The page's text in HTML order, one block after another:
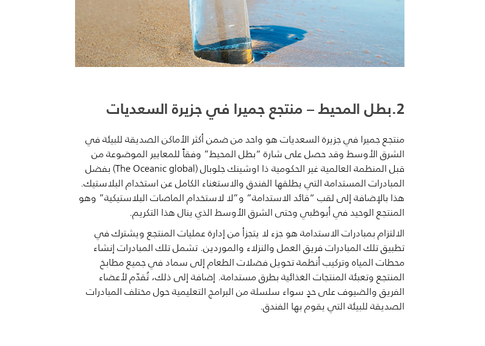
2.بطل المحيط – منتجع جميرا في جزيرة السعديات
منتجع جميرا في جزيرة السعديات هو واحد من ضمن أكثر الأماكن الصديقة للبيئة في
الشرق الأوسط وقد حصل على شارة “بطل المحيط” وفقاً للمعايير الموضوعة من
قبل المنظمة العالمية غير الحكومية ذا اوشينك جلوبال (The Oceanic global) بفضل
المبادرات المستدامة التي يطلقها الفندق والاستغناء الكامل عن استخدام البلاستيك.
هذا بالإضافة إلى لقب “قائدالاستدامة” و”لا لاستخدامالماصات البلاستيكية” وهو
المنتجع الوحيد في أبوظبي وحتى الشرق الأوسط الذي ينال هذا التكريم.
الالتزام بمبادرات الاستدامة هو جزء لا يتجزأ من إدارة عمليات المنتجع ويشترك في
تطبيق تلك المبادرات فريق العمل والنزلاء والموردين. تشمل تلك المبادرات إنشاء
محطات المياه وتركيب أنظمة تحويل فضلات الطعام إلى سماد في جميع مطابخ
المنتجع وتعبئة المنتجات الغذائية بطرق مستدامة. إضافة إلى ذلك، تُقدّم لأعضاء
الفريق والضيوف على حدٍ سواء سلسلة من البرامج التعليمية حول مختلف المبادرات
الصديقة للبيئة التييقومبها الفندق.